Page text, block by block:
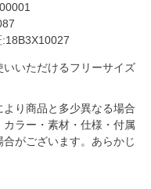
いただけるフリーサイズ
り商品と多少異なる場合
ラー・素材・仕様・付属
がございます。あらかじ